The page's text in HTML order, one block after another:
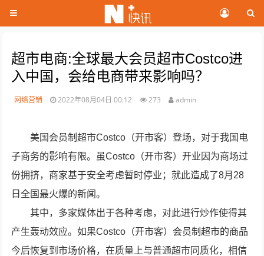
超市电商:全球最大会员超市Costco进
入中国，会给电商带来影响吗？
网络营销 2022年08月04日 00:12 273 admin
美国会员制超市Costco（开市客）登场，对于我国电
子商务的影响有限。虽Costco（开市客）开业因为商场过
份拥挤，商家基于安全考虑暂时停业；就此造成了8月28
日全国最火爆的新闻。
其中，多家媒体出于各种考虑，对此进行炒作使得其
产生轰动效应。如果Costco（开市客）会员制超市的商品
今后恢复到市场价格，在质量上与普通超市同质化，相信